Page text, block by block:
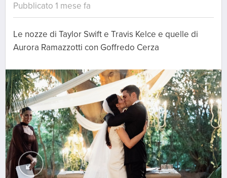
Pubblicato 1 mese fa
Le nozze di Taylor Swift e Travis Kelce e quelle di
Aurora Ramazzotti con Goffredo Cerza